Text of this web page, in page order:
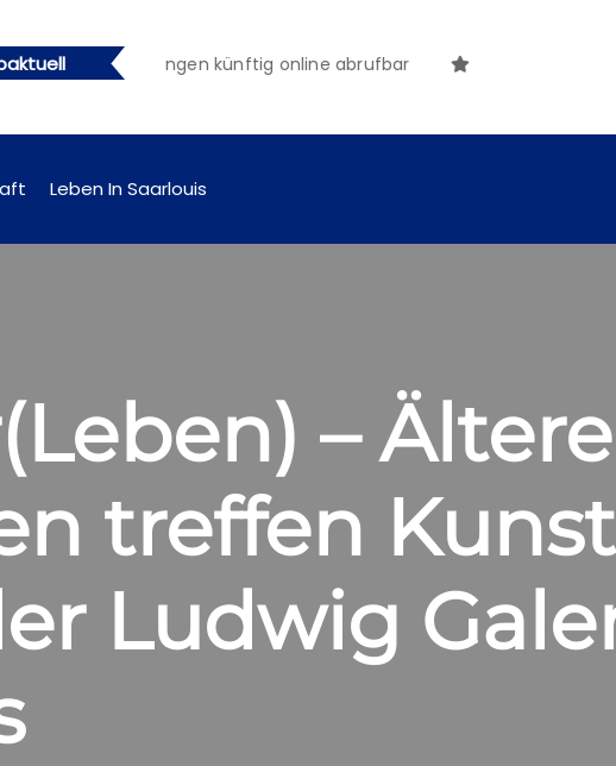
Bekanntmachungen künftig online abrufbar
Leben In Saarlouis
– Ältere
treffen
Ludwig